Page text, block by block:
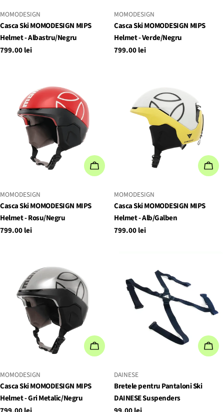
FURNIZOR:
MOMODESIGN
Casca Ski MOMODESIGN MIPS
Helmet - Albastru/Negru
Preț
799.00 lei
FURNIZOR:
MOMODESIGN
Casca Ski MOMODESIGN MIPS
Helmet - Verde/Negru
Preț
799.00 lei
ALEGEȚI OPȚIUNILE
FURNIZOR:
MOMODESIGN
Casca Ski MOMODESIGN MIPS
Helmet - Rosu/Negru
Preț
799.00 lei
FURNIZOR:
MOMODESIGN
Casca Ski MOMODESIGN MIPS
Helmet - Alb/Galben
Preț
799.00 lei
ALEGEȚI OPȚIUNILE
FURNIZOR:
MOMODESIGN
Casca Ski MOMODESIGN MIPS
Helmet - Gri Metalic/Negru
FURNIZOR:
DAINESE
Bretele pentru Pantaloni Ski
DAINESE Suspenders